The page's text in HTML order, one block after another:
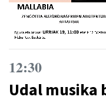
12:30
Udal musika